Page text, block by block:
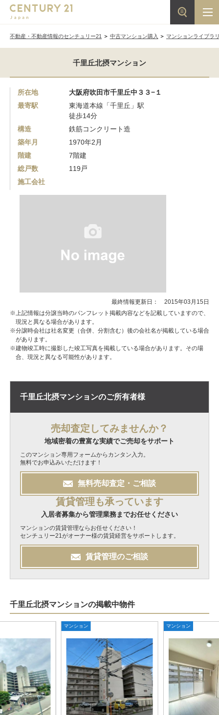
不動産・不動産情報のセンチュリー21 中古マンション購入 マンションライブラ
千里丘北摂マンション
所在地
大阪府吹田市千里丘中３３−１
最寄駅
東海道本線「千里丘」駅
徒歩14分
構造
鉄筋コンクリート造
築年月
1970年2月
階建
7階建
総戸数
119戸
施工会社
最終情報更新日： 2015年03月15日
※上記情報は分譲当時のパンフレット掲載内容などを記載していますので、
現況と異なる場合があります。
※分譲時会社は社名変更（合併、分割含む）後の会社名が掲載している場合
があります。
※建物竣工時に撮影した竣工写真を掲載している場合があります。その場
合、現況と異なる可能性があります。
千里丘北摂マンションのご所有者様
売却査定してみませんか？
地域密着の豊富な実績でご売却をサポート
このマンション専用フォームからカンタン入力。
無料でお申込みいただけます！
無料売却査定・ご相談
賃貸管理も承っています
入居者募集から管理業務までお任せください
マンションの賃貸管理ならお任せください！
センチュリー21がオーナー様の賃貸経営をサポートします。
賃貸管理のご相談
千里丘北摂マンションの掲載中物件
マンション マンション